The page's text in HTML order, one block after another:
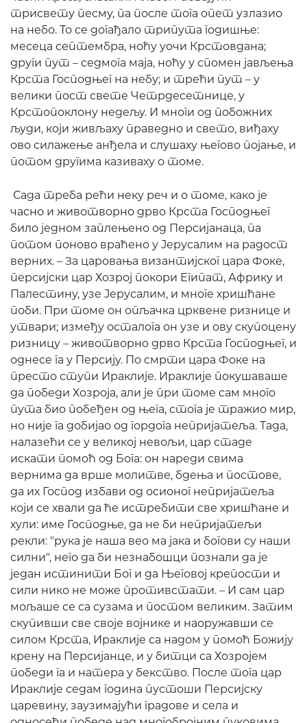
трисвету песму, па после тога опет узлазио
на небо. То се догађало трипута годишње:
месеца септембра, ноћу уочи Крстовдана;
други пут – седмога маја, ноћу у спомен јављења
Крста Господњег на небу; и трећи пут – у
велики пост свете Четрдесетнице, у
Крстопоклону недељу. И многи од побожних
људи, који живљаху праведно и свето, виђаху
ово силажење анђела и слушаху његово појање, и
потом другима казиваху о томе.
Сада треба рећи неку реч и о томе, како је
часно и животворно дрво Крста Господњег
било једном заплењено од Персијанаца, па
потом поново враћено у Јерусалим на радост
верних. – За царовања византијског цара Фоке,
персијски цар Хозрој покори Египат, Африку и
Палестину, узе Јерусалим, и многе хришћане
поби. При томе он опљачка црквене ризнице и
утвари; између осталога он узе и ову скупоцену
ризницу – животворно дрво Крста Господњег, и
однесе га у Персију. По смрти цара Фоке на
престо ступи Ираклије. Ираклије покушаваше
да победи Хозроја, али је при томе сам много
пута био побеђен од њега, стога је тражио мир,
но није га добијао од гордога непријатеља. Тада,
налазећи се у великој невољи, цар стаде
искати помоћ од Бога: он нареди свима
вернима да врше молитве, бдења и постове,
да их Господ избави од осионог непријатеља
који се хвали да ће истребити све хришћане и
хули: име Господње, да не би непријатељи
рекли: "рука је наша вео ма јака и богови су наши
силни", него да би незнабошци познали да је
један истинити Бог и да Његовој крепости и
сили нико не може противстати. – И сам цар
мољаше се са сузама и постом великим. Затим
скупивши све своје војнике и наоружавши се
силом Крста, Ираклије са надом у помоћ Божију
крену на Персијанце, и у битци са Хозројем
победи га и натера у бекство. После тога цар
Ираклије седам година пустоши Персијску
царевину, заузимајући градове и села и